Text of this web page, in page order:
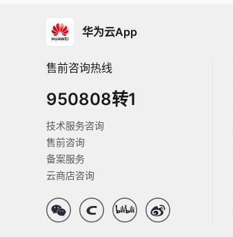
华为云App
售前咨询热线
950808转1
技术服务咨询
售前咨询
备案服务
云商店咨询